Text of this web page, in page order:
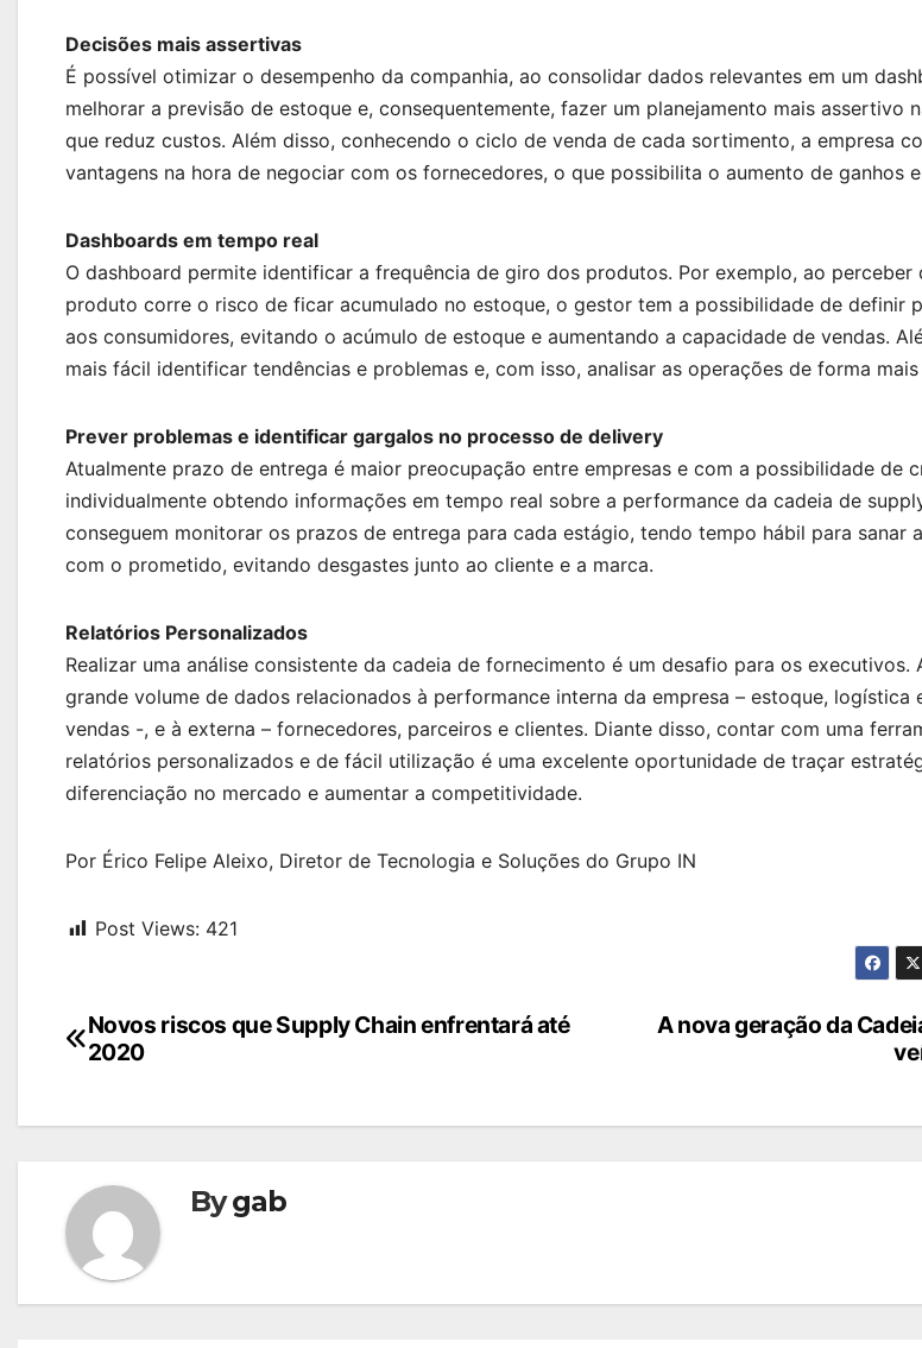
Decisões mais assertivas
É possível otimizar o desempenho da companhia, ao consolidar dados relevantes em um
melhorar a previsão de estoque e, consequentemente, fazer um planejamento mais assertivo
que reduz custos. Além disso, conhecendo o ciclo de venda de cada sortimento, a empresa
vantagens na hora de negociar com os fornecedores, o que possibilita o aumento de ganhos
Dashboards em tempo real
O dashboard permite identificar a frequência de giro dos produtos. Por exemplo, ao perceber
produto corre o risco de ficar acumulado no estoque, o gestor tem a possibilidade de definir
aos consumidores, evitando o acúmulo de estoque e aumentando a capacidade de vendas.
mais fácil identificar tendências e problemas e, com isso, analisar as operações de forma
Prever problemas e identificar gargalos no processo de delivery
Atualmente prazo de entrega é maior preocupação entre empresas e com a possibilidade de
individualmente obtendo informações em tempo real sobre a performance da cadeia de
conseguem monitorar os prazos de entrega para cada estágio, tendo tempo hábil para sanar
com o prometido, evitando desgastes junto ao cliente e a marca.
Relatórios Personalizados
Realizar uma análise consistente da cadeia de fornecimento é um desafio para os executivos.
grande volume de dados relacionados à performance interna da empresa – estoque,
vendas -, e à externa – fornecedores, parceiros e clientes. Diante disso, contar com uma
relatórios personalizados e de fácil utilização é uma excelente oportunidade de traçar
diferenciação no mercado e aumentar a competitividade.
Por Érico Felipe Aleixo, Diretor de Tecnologia e Soluções do Grupo IN
Post Views: 421
Navegação
Post
A nova geração da
Novos riscos que Supply Chain enfrentará até
2020
Bygab